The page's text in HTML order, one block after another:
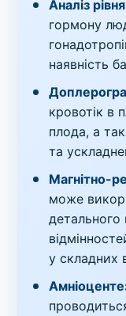
Аналіз
гормону
наявність
кровотік в
плода, а
та
Магнітно-
може
детального
у складних